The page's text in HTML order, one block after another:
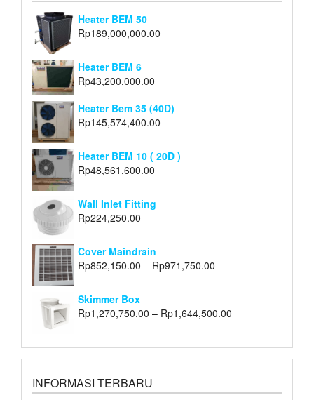
Heater BEM 50
Rp189,000,000.00
Heater BEM 6
Rp43,200,000.00
Heater Bem 35 (40D)
Rp145,574,400.00
Heater BEM 10 ( 20D )
Rp48,561,600.00
Wall Inlet Fitting
Rp224,250.00
Cover Maindrain
Rp852,150.00 – Rp971,750.00
Skimmer Box
Rp1,270,750.00 – Rp1,644,500.00
INFORMASI TERBARU